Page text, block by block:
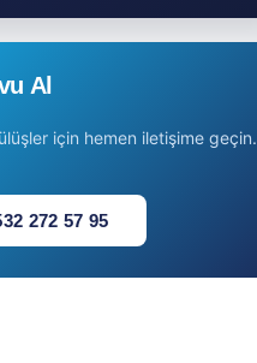
Al
için hemen iletişime geçin.
272 57 95